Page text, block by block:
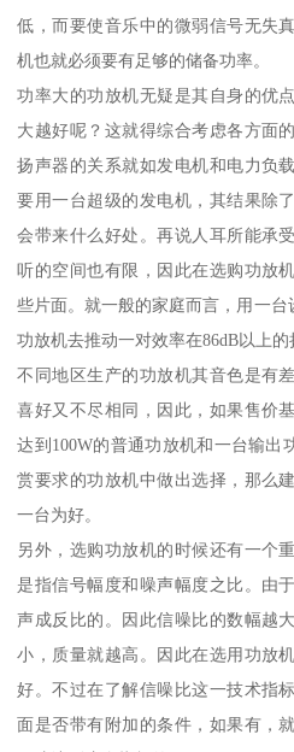
低，而要使音乐中的微弱信号无失
机也就必须要有足够的储备功率。
功率大的功放机无疑是其自身的优
大越好呢？这就得综合考虑各方面
扬声器的关系就如发电机和电力负
要用一台超级的发电机，其结果除
会带来什么好处。再说人耳所能承
听的空间也有限，因此在选购功放
些片面。就一般的家庭而言，用一
功放机去推动一对效率在86dB以上的
不同地区生产的功放机其音色是有
喜好又不尽相同，因此，如果售价
达到100W的普通功放机和一台输出
赏要求的功放机中做出选择，那么
一台为好。
另外，选购功放机的时候还有一个
是指信号幅度和噪声幅度之比。由
声成反比的。因此信噪比的数幅越
小，质量就越高。因此在选用功放
好。不过在了解信噪比这一技术指
面是否带有附加的条件，如果有，